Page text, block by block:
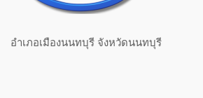
อำเภอเมืองนนทบุรี จังหวัดนนทบุรี